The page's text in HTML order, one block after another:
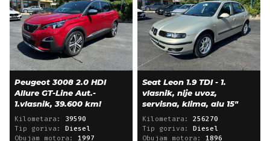
Peugeot 3008 2.0 HDI
Allure GT-Line Aut.-
1.vlasnik, 39.600 km!
Kilometara: 39590
Tip goriva: Diesel
Obujam motora: 1997
Seat Leon 1.9 TDI - 1.
vlasnik, nije uvoz,
servisna, klima, alu 15"
Kilometara: 256270
Tip goriva: Diesel
Obujam motora: 1896